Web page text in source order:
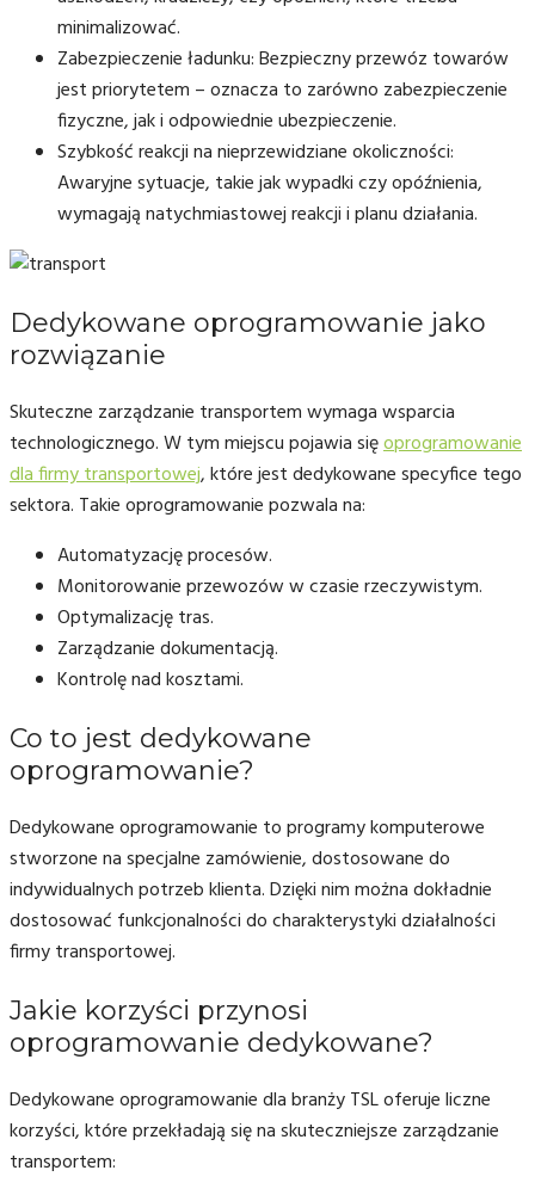
minimalizować.
Zabezpieczenie ładunku: Bezpieczny przewóz towarów
jest priorytetem – oznacza to zarówno zabezpieczenie
fizyczne, jak i odpowiednie ubezpieczenie.
Szybkość reakcji na nieprzewidziane okoliczności:
Awaryjne sytuacje, takie jak wypadki czy opóźnienia,
wymagają natychmiastowej reakcji i planu działania.
Dedykowane oprogramowanie jako
rozwiązanie
Skuteczne zarządzanie transportem wymaga wsparcia
technologicznego. W tym miejscu pojawia sięoprogramowanie
dla firmy transportowej, które jest dedykowane specyfice tego
sektora. Takie oprogramowanie pozwala na:
Automatyzację procesów.
Monitorowanie przewozów w czasie rzeczywistym.
Optymalizację tras.
Zarządzanie dokumentacją.
Kontrolę nad kosztami.
Co to jest dedykowane
oprogramowanie?
Dedykowane oprogramowanie to programy komputerowe
stworzone na specjalne zamówienie, dostosowane do
indywidualnych potrzeb klienta. Dzięki nim można dokładnie
dostosować funkcjonalności do charakterystyki działalności
firmy transportowej.
Jakie korzyści przynosi
oprogramowanie dedykowane?
Dedykowane oprogramowanie dla branży TSL oferuje liczne
korzyści, które przekładają się na skuteczniejsze zarządzanie
transportem: